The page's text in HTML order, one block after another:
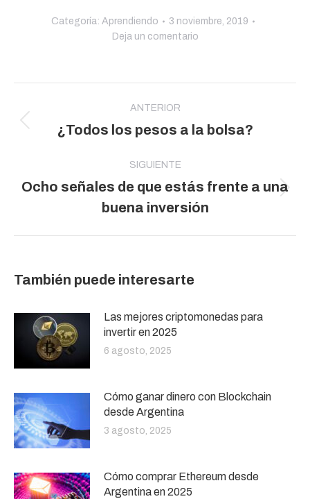
Categoría: Aprendiendo
3 noviembre, 2019
Deja un comentario
entre
publicaciones
ANTERIOR
Publicación
¿Todos los pesos a la bolsa?
SIGUIENTE
Publicación
siguiente:
Ocho señales de que estás frente a una
buena inversión
También puede interesarte
Las mejores criptomonedas para
invertir en 2025
6 agosto, 2025
Cómo ganar dinero con Blockchain
desde Argentina
3 agosto, 2025
Cómo comprar Ethereum desde
Argentina en 2025